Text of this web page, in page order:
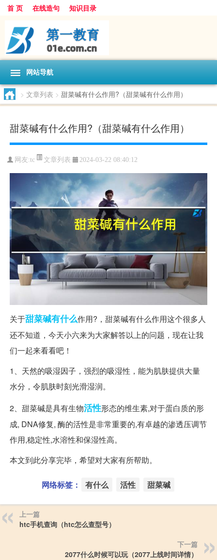
首 页 在线造句 知识目录
网站导航
> 文章列表 > 甜菜碱有什么作用?（甜菜碱有什么作用）
甜菜碱有什么作用?（甜菜碱有什么作用）
网友:tc 文章列表 2024-03-22 08:40:12
关于甜菜碱有什么作用?，甜菜碱有什么作用这个很多人
还不知道，今天小六来为大家解答以上的问题，现在让我
们一起来看看吧！
1、天然的吸湿因子，强烈的吸湿性，能为肌肤提供大量
水分，令肌肤时刻光滑湿润。
2、甜菜碱是具有生物活性形态的维生素,对于蛋白质的形
成, DNA修复, 酶的活性是非常重要的,有卓越的渗透压调节
作用,稳定性,水溶性和保湿性高。
本文到此分享完毕，希望对大家有所帮助。
网络标签： 有什么 活性 甜菜碱
上一篇
htc手机查询（htc怎么查型号）
下一篇
2077什么时候可以玩（2077上线时间详情）